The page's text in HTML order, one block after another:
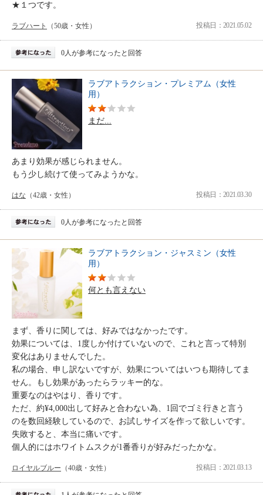
★１つです。
ラブハート （50歳・女性） 投稿日：2021.05.02
0人が参考になったと回答
ラブアトラクション・プレミアム（女性
用）
まだ...
あまり効果が感じられません。
もう少し続けて使ってみようかな。
はな （42歳・女性） 投稿日：2021.03.30
0人が参考になったと回答
ラブアトラクション・ジャスミン（女性
用）
何とも言えない
まず、香りに関しては、好みではなかったです。
効果については、1度しか付けていないので、これと言って特別
変化はありませんでした。
私の場合、申し訳ないですが、効果についてはいつも期待してま
せん。もし効果があったらラッキー的な。
重要なのはやはり、香りです。
ただ、約¥4,000出して好みと合わない為、1回でゴミ行きと言う
のを数回経験しているので、お試しサイズを作って欲しいです。
失敗すると、本当に痛いです。
個人的にはホワイトムスクが1番香りが好みだったかな。
ロイヤルブルー （40歳・女性） 投稿日：2021.03.13